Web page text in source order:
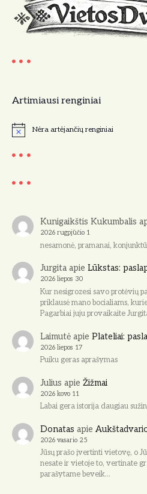
Artimiausi renginiai
N
t
e
Nėra artėjančių renginiai
Kunigaikštis Kukumbalis
2026 rugpjūčio 1
nesamonė, pramanai,
Jurgitaapie Lūkstas:
2026 liepos 30
Kur nesigrozesi savo protėvių
priklausė mano bocialiams,
Pagarbiai juju provaikaite
Laimutėapie Plateliai:
2026 liepos 17
Puiku geras aprašymas
Julius apie Žižmai
2026 kovo 11
Labai gera istorija daugiau
Donatas apie
2026 vasario 25
Jūsų prašo įvertinti vietovę, o
nesate ir vietoje to, vertinate
parašytame beveik…